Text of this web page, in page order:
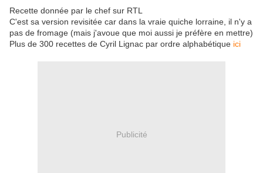
Recette donnée par le chef sur RTL
C'est sa version revisitée car dans la vraie quiche lorraine, il n'y a
pas de fromage (mais j'avoue que moi aussi je préfère en mettre)
Plus de 300 recettes de Cyril Lignac par ordre alphabétique ici
Publicité